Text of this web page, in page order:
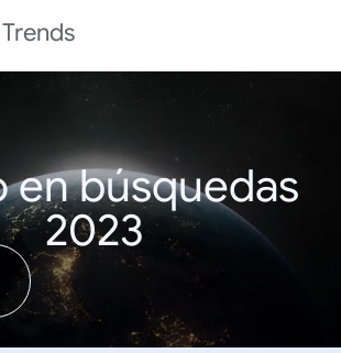
Trends
en búsquedas
2023